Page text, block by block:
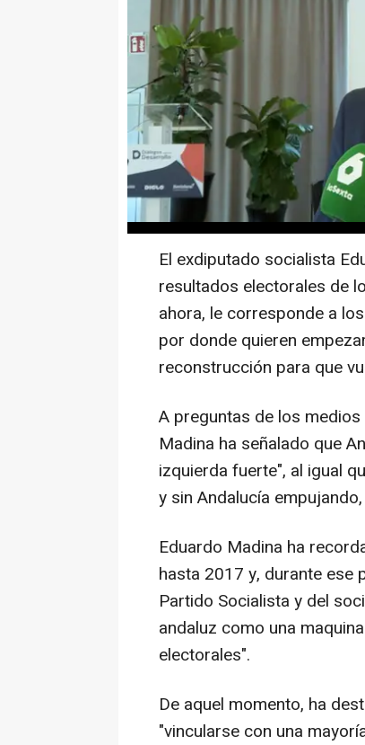
El exdiputado socialista
resultados electorales de
ahora, le corresponde a
por donde quieren
reconstrucción para que
A preguntas de los
Madina ha señalado que
izquierda fuerte", al igual
y sin Andalucía
Eduardo Madina ha
hasta 2017 y, durante ese
Partido Socialista y del
andaluz como una
electorales".
De aquel momento, ha
"vincularse con una